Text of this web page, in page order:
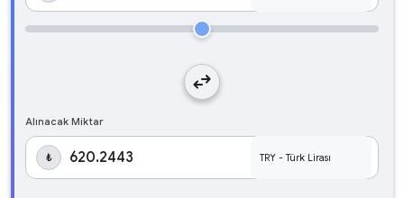
swap_horiz
Alınacak Miktar
₺